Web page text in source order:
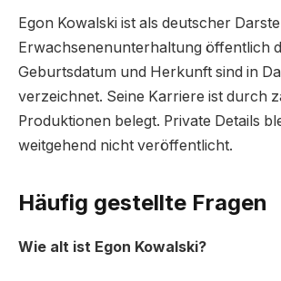
Egon Kowalski ist als deutscher
Erwachsenenunterhaltung öffentlich
Geburtsdatum und Herkunft sind in
verzeichnet. Seine Karriere ist durch
Produktionen belegt. Private Details
weitgehend nicht veröffentlicht.
Häufig gestellte Fragen
Wie alt ist Egon Kowalski?